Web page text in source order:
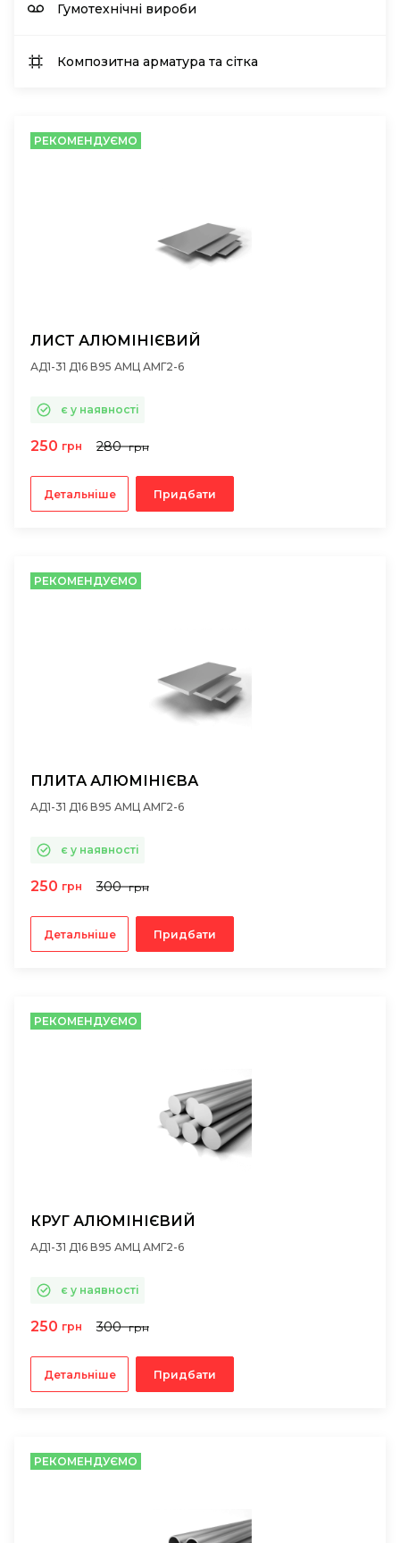
Гумотехнічні вироби
Композитна арматура та сітка
РЕКОМЕНДУЄМО
ЛИСТ АЛЮМІНІЄВИЙ
АД1-31 Д16 В95 АМЦ АМГ2-6
є у наявності
250 грн 280 грн
Детальніше Придбати
РЕКОМЕНДУЄМО
ПЛИТА АЛЮМІНІЄВА
АД1-31 Д16 В95 АМЦ АМГ2-6
є у наявності
250 грн 300 грн
Детальніше Придбати
РЕКОМЕНДУЄМО
КРУГ АЛЮМІНІЄВИЙ
АД1-31 Д16 В95 АМЦ АМГ2-6
є у наявності
250 грн 300 грн
Детальніше Придбати
РЕКОМЕНДУЄМО